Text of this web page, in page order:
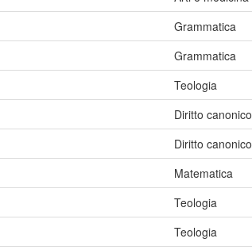
Grammatica
Grammatica
Teologia
Diritto canonico
Diritto canonico
Matematica
Teologia
Teologia